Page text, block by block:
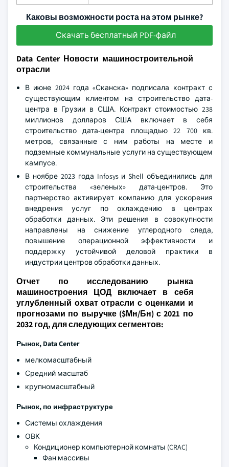
Каковы возможности роста на этом рынке?
Скачать бесплатный PDF-файл
Data Center Новости машиностроительной
отрасли
В июне 2024 года «Сканска» подписала контракт с
существующим клиентом на строительство дата-
центра в Грузии в США. Контракт стоимостью 238
миллионов долларов США включает в себя
строительство дата-центра площадью 22 700 кв.
метров, связанные с ним работы на месте и
подземные коммунальные услуги на существующем
кампусе.
В ноябре 2023 года Infosys и Shell объединились для
строительства «зеленых» дата-центров. Это
партнерство активирует компанию для ускорения
внедрения услуг по охлаждению в центрах
обработки данных. Эти решения в совокупности
направлены на снижение углеродного следа,
повышение операционной эффективности и
поддержку устойчивой деловой практики в
индустрии центров обработки данных.
Отчет по исследованию рынка
машиностроения ЦОД включает в себя
углубленный охват отрасли с оценками и
прогнозами по выручке ($Мн/Бн) с 2021 по
2032 год, для следующих сегментов:
Рынок, Data Center
мелкомасштабный
Средний масштаб
крупномасштабный
Рынок, по инфраструктуре
Системы охлаждения
ОВК
Кондиционер компьютерной комнаты (CRAC)
Фан массивы